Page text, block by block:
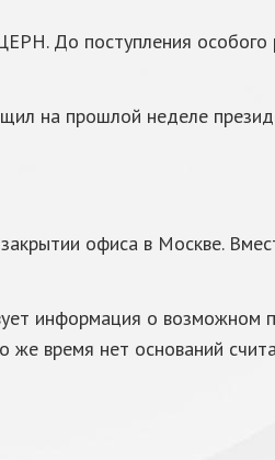
До поступления особого
на прошлой неделе
офиса в Москве.
информация о возможном
время нет оснований